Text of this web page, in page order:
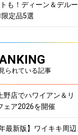
も！ディーン＆デルー
定品5選
られている記事
野店でハワイアン＆リ
ェア2026を開催
最新版】ワイキキ周辺